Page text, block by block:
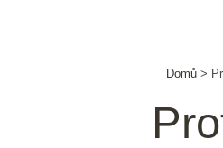
Domů >